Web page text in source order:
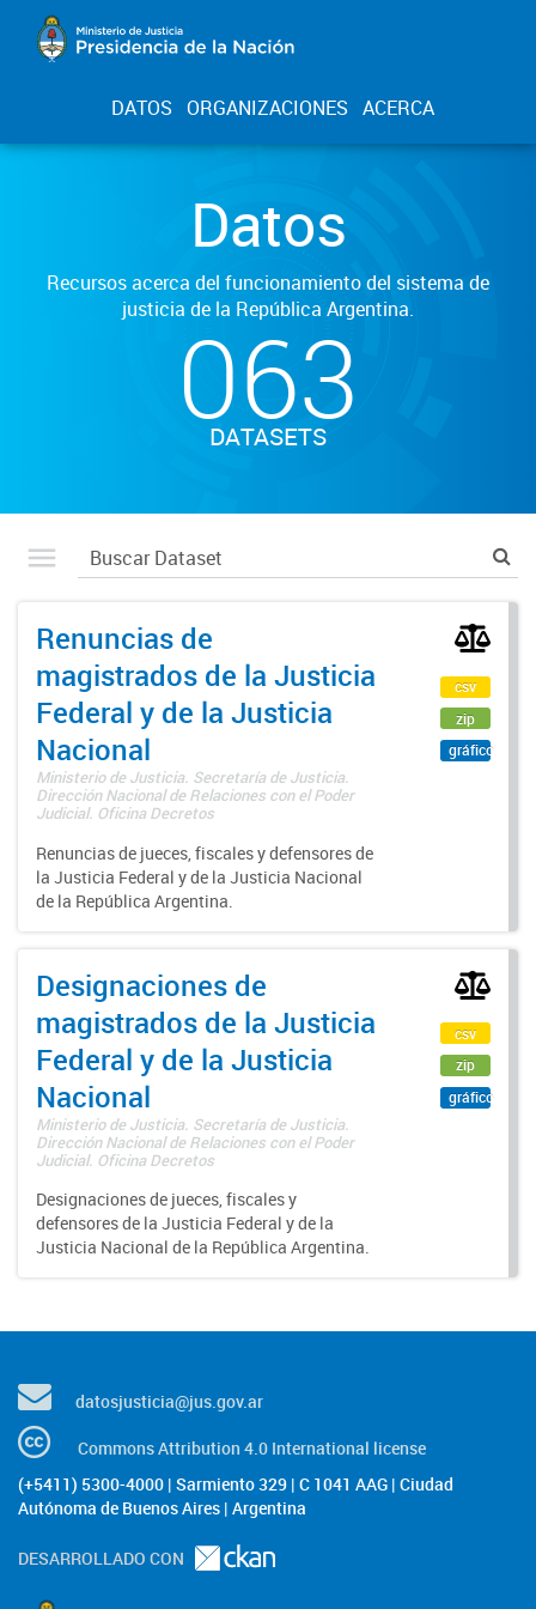
DATOS ORGANIZACIONES ACERCA
Datos
Recursos acerca del funcionamiento del sistema de
justicia de la República Argentina.
063
DATASETS
Renuncias de
magistrados de la Justicia
Federal y de la Justicia
Nacional
Ministerio de Justicia. Secretaría de Justicia.
Dirección Nacional de Relaciones con el Poder
Judicial. Oficina Decretos
Renuncias de jueces, fiscales y defensores de
la Justicia Federal y de la Justicia Nacional
de la República Argentina.
csv
zip
gráfico
Designaciones de
magistrados de la Justicia
Federal y de la Justicia
Nacional
Ministerio de Justicia. Secretaría de Justicia.
Dirección Nacional de Relaciones con el Poder
Judicial. Oficina Decretos
Designaciones de jueces, fiscales y
defensores de la Justicia Federal y de la
Justicia Nacional de la República Argentina.
csv
zip
gráfico
datosjusticia@jus.gov.ar
Commons Attribution 4.0 International license
(+5411) 5300-4000 | Sarmiento 329 | C 1041 AAG | Ciudad
Autónoma de Buenos Aires | Argentina
DESARROLLADO CON